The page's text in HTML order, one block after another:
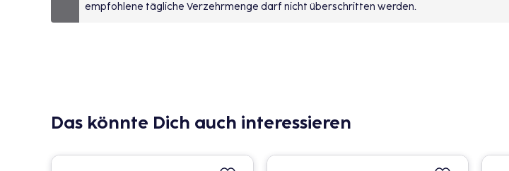
empfohlene tägliche Verzehrmenge darf nicht überschritten werden.
Das könnte Dich auch interessieren